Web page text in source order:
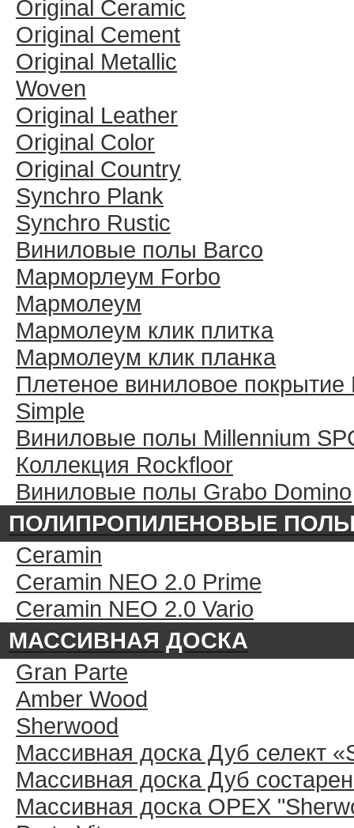
Original Ceramic
Original Cement
Original Metallic
Woven
Original Leather
Original Color
Original Country
Synchro Plank
Synchro Rustic
Виниловые полы Barco
Марморлеум Forbo
Мармолеум
Мармолеум клик плитка
Мармолеум клик планка
Плетеное виниловое покрытие
Simple
Виниловые полы Millennium
Коллекция Rockfloor
Виниловые полы Grabo Domino
ПОЛИПРОПИЛЕНОВЫЕ
Ceramin
Ceramin NEO 2.0 Prime
Ceramin NEO 2.0 Vario
МАССИВНАЯ ДОСКА
Gran Parte
Amber Wood
Sherwood
Массивная доска Дуб селект
Массивная доска Дуб
Массивная доска ОРЕХ